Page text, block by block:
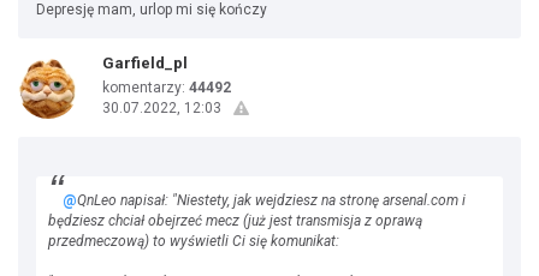
Depresję mam, urlop mi się kończy
Garfield_pl
komentarzy: 44492
30.07.2022, 12:03
@QnLeo napisał: "Niestety, jak wejdziesz na stronę arsenal.com i
będziesz chciał obejrzeć mecz (już jest transmisja z oprawą
przedmeczową) to wyświetli Ci się komunikat: